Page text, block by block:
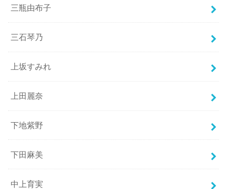
三瓶由布子
三石琴乃
上坂すみれ
上田麗奈
下地紫野
下田麻美
中上育実